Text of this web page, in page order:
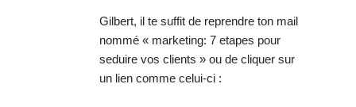
Gilbert, il te suffit de reprendre ton mail
nommé « marketing: 7 etapes pour
seduire vos clients » ou de cliquer sur
un lien comme celui-ci :